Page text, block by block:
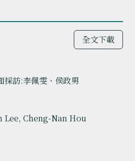
全文下載
採訪:李佩雯、侯政男
Lee, Cheng-Nan Hou